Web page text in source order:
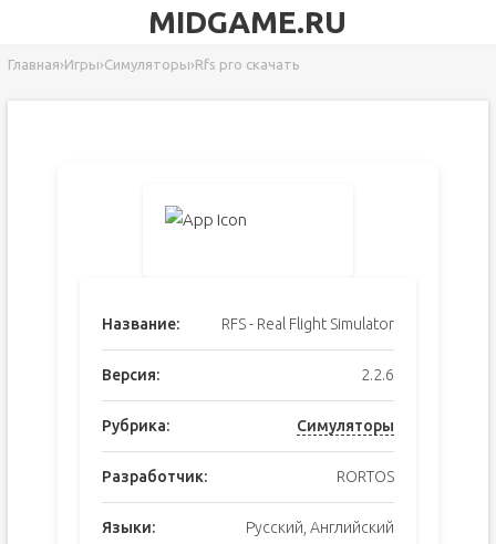
MIDGAME.RU
Главная›Игры›Симуляторы›Rfs pro скачать
Название: RFS - Real Flight Simulator
Версия: 2.2.6
Рубрика: Симуляторы
Разработчик: RORTOS
Языки: Русский, Английский